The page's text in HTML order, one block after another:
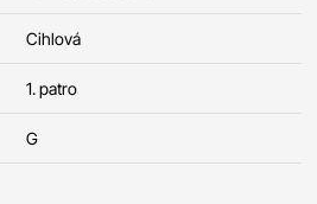
Cihlová
1. patro
G